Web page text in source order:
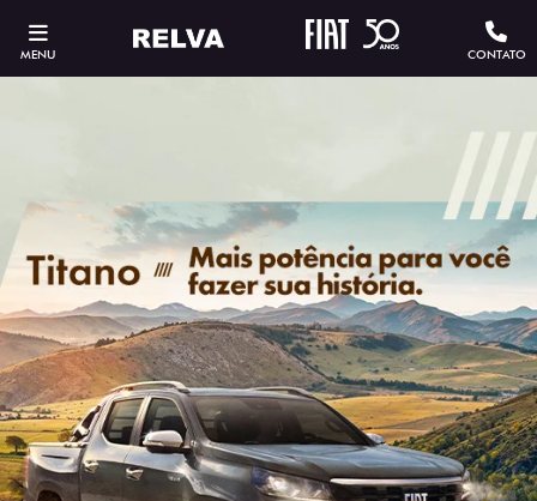
MENU CONTATO
Versão escolhida